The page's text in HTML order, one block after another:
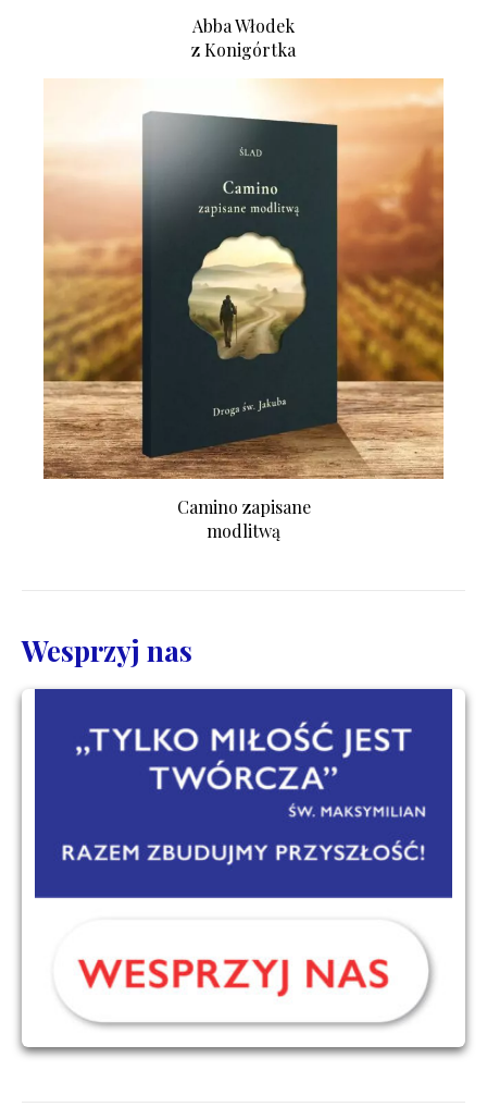
Abba Włodek
z Konigórtka
Camino zapisane
modlitwą
Wesprzyj nas